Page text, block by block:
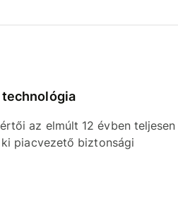
az elmúlt 12 évben teljesen
piacvezető biztonsági